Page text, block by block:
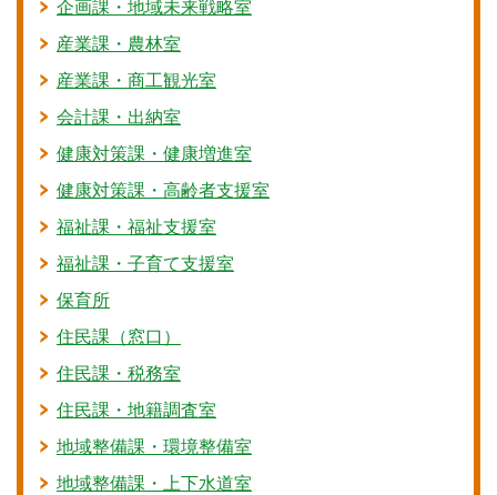
企画課・地域未来戦略室
産業課・農林室
産業課・商工観光室
会計課・出納室
健康対策課・健康増進室
健康対策課・高齢者支援室
福祉課・福祉支援室
福祉課・子育て支援室
保育所
住民課（窓口）
住民課・税務室
住民課・地籍調査室
地域整備課・環境整備室
地域整備課・上下水道室